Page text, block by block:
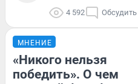
4 592 Обсудить
МНЕНИЕ
«Никого нельзя
победить». О чем